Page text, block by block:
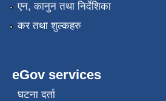
एन, कानुन तथा निर्देशिका
कर तथा शुल्कहरु
eGov services
घटना दर्ता